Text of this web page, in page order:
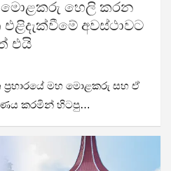
මොළකරු හෙලි කරන
අවස්ථාවට
එයි
ප්‍රහාරයේ මහ මොළකරු සහ ඒ
කරමින් හිටපු…